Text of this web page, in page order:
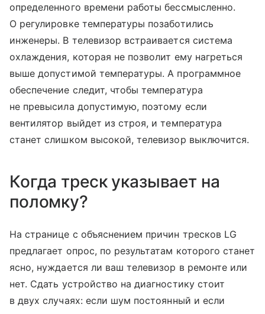
определенного времени работы бессмысленно.
О регулировке температуры позаботились
инженеры. В телевизор встраивается система
охлаждения, которая не позволит ему нагреться
выше допустимой температуры. А программное
обеспечение следит, чтобы температура
не превысила допустимую, поэтому если
вентилятор выйдет из строя, и температура
станет слишком высокой, телевизор выключится.
Когда треск указывает на
поломку?
На странице с объяснением причин тресков LG
предлагает опрос, по результатам которого станет
ясно, нуждается ли ваш телевизор в ремонте или
нет. Сдать устройство на диагностику стоит
в двух случаях: если шум постоянный и если